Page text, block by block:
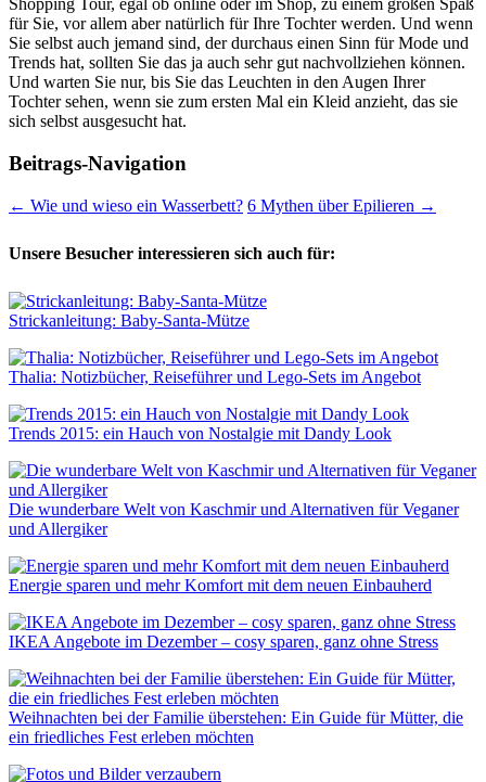
Shopping Tour, egal ob online oder im Shop, zu einem großen Spaß
für Sie, vor allem aber natürlich für Ihre Tochter werden. Und wenn
Sie selbst auch jemand sind, der durchaus einen Sinn für Mode und
Trends hat, sollten Sie das ja auch sehr gut nachvollziehen können.
Und warten Sie nur, bis Sie das Leuchten in den Augen Ihrer
Tochter sehen, wenn sie zum ersten Mal ein Kleid anzieht, das sie
sich selbst ausgesucht hat.
Beitrags-Navigation
← Wie und wieso ein Wasserbett? 6 Mythen über Epilieren →
Unsere Besucher interessieren sich auch für:
Strickanleitung: Baby-Santa-Mütze
Thalia: Notizbücher, Reiseführer und Lego-Sets im Angebot
Trends 2015: ein Hauch von Nostalgie mit Dandy Look
Die wunderbare Welt von Kaschmir und Alternativen für Veganer
und Allergiker
Energie sparen und mehr Komfort mit dem neuen Einbauherd
IKEA Angebote im Dezember – cosy sparen, ganz ohne Stress
Weihnachten bei der Familie überstehen: Ein Guide für Mütter, die
ein friedliches Fest erleben möchten